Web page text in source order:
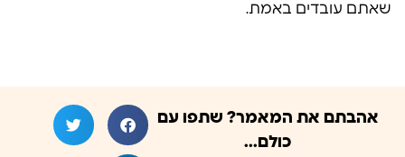
שאתם עובדים באמת.
אהבתם את המאמר? שתפו עם
כולם...